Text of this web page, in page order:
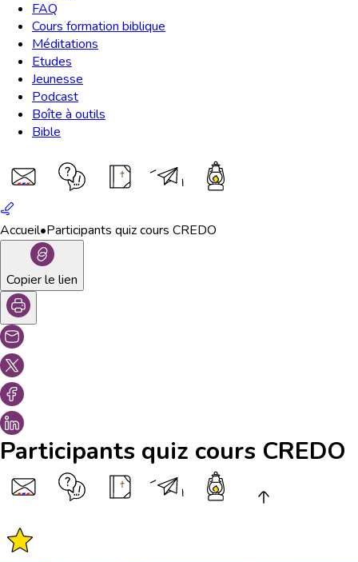
FAQ
Cours formation biblique
Méditations
Etudes
Jeunesse
Podcast
Boîte à outils
Bible
Accueil•Participants quiz cours CREDO
Copier le lien
Participants quiz cours CREDO